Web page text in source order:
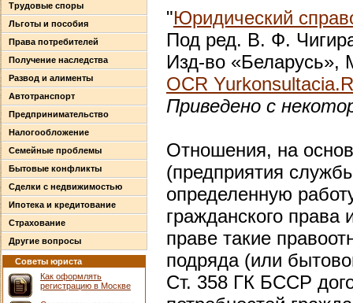
Трудовые споры
Льготы и пособия
Права потребителей
Получение наследства
Развод и алименты
Автотранспорт
Предпринимательство
Налогообложение
Семейные проблемы
Бытовые конфликты
Сделки с недвижимостью
Ипотека и кредитование
Страхование
Другие вопросы
Советы юриста
Как оформлять
регистрацию в Москве
"Юридический
Под ред. В. Ф.
Изд-во «Беларусь»,
OCR
Приведено с
Отношения, на
(предприятия
определенную
гражданского
праве такие
подряда (или
Ст. 358 ГК БССР